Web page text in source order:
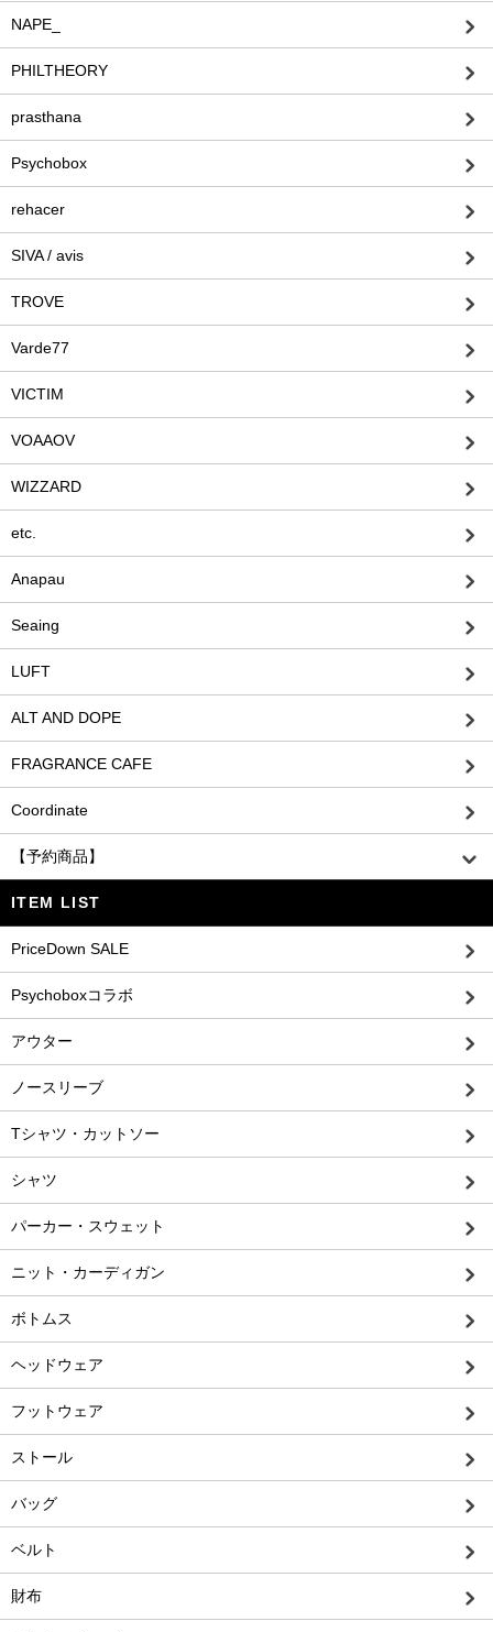
NAPE_
PHILTHEORY
prasthana
Psychobox
rehacer
SIVA / avis
TROVE
Varde77
VICTIM
VOAAOV
WIZZARD
etc.
Anapau
Seaing
LUFT
ALT AND DOPE
FRAGRANCE CAFE
Coordinate
【予約商品】
ITEM LIST
PriceDown SALE
Psychoboxコラボ
アウター
ノースリーブ
Tシャツ・カットソー
シャツ
パーカー・スウェット
ニット・カーディガン
ボトムス
ヘッドウェア
フットウェア
ストール
バッグ
ベルト
財布